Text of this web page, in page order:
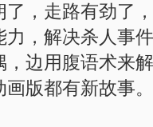
了，走路有劲了
力，解决杀人事
，边用腹语术来
画版都有新故事